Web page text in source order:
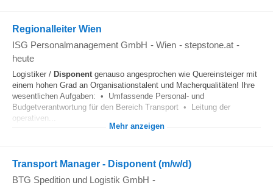
Regionalleiter Wien
ISG Personalmanagement GmbH - Wien - stepstone.at -
heute
Logistiker / Disponentgenauso angesprochen wie Quereinsteiger mit
einem hohen Grad an Organisationstalent und Macherqualitäten! Ihre
wesentlichen Aufgaben: • Umfassende Personal- und
Budgetverantwortung für den Bereich Transport • Leitung der
operativen...
Mehr anzeigen
Transport Manager - Disponent (m/w/d)
BTG Spedition und Logistik GmbH -